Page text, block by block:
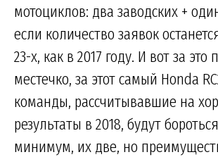
мотоциклов: два заводских +
если количество заявок
23-х, как в 2017 году. И вот за это
местечко, за этот самый Honda
команды, рассчитывавшие на
результаты в 2018, будут
минимум, их две, но